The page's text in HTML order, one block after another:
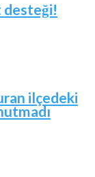
desteği!
ilçedeki